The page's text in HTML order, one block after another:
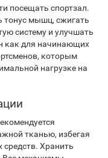
посещать спортзал.
тонус мышц, сжигать
систему и улучшать
как для начинающих
которым
нагрузке на
тканью, избегая
средств. Хранить